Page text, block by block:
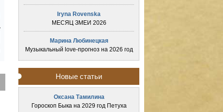
Iryna Rovenska
МЕСЯЦ ЗМЕИ 2026
Марина Любинецкая
Музыкальный love-прогноз на 2026 год
Новые статьи
Оксана Тамилина
Гороскоп Быка на 2029 год Петуха